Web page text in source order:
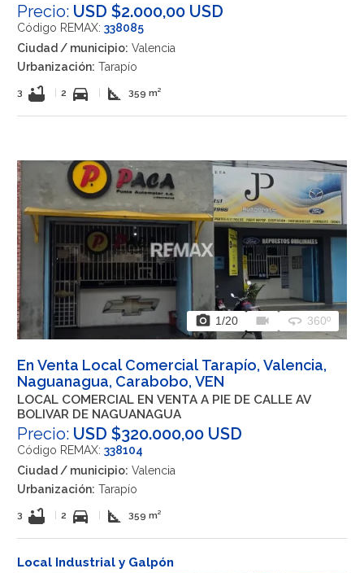
Precio: USD $2.000,00 USD
Código REMAX: 338085
Ciudad / municipio: Valencia
Urbanización: Tarapío
3 bathtub 2 directions_car square_foot 359 m²
photo_camera 1/20 videocam 360 360º
En Venta Local Comercial Tarapío, Valencia,
Naguanagua, Carabobo, VEN
LOCAL COMERCIAL EN VENTA A PIE DE CALLE AV
BOLIVAR DE NAGUANAGUA
Precio: USD $320.000,00 USD
Código REMAX: 338104
Ciudad / municipio: Valencia
Urbanización: Tarapío
3 bathtub 2 directions_car square_foot 359 m²
Local Industrial y Galpón